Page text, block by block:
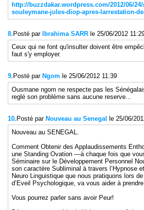
http://buzzdakar.wordpress.com/2012/06/
souleymane-jules-diop-apres-larrestation-
8.Posté par Ibrahima SARR le 25/06/2012
Ceux qui ne font qu'insulter doivent être
faut s'y employer.
9. Posté par Ngom le 25/06/2012 11:39
Ousmane ngom ne respecte pas les
reglé son probléme sans aucune reserve...
10.Posté par Nouveau au Senegal le 25/06/
Nouveau au SENEGAL.
Comment Obtenir des Applaudissements
une Standing Ovation —à chaque fois que
Séminaire sur le Développement Personnel
son caractère Subliminal à travers l’Hypnose
Neuro Linguistique que nous pratiquons lors
d’Eveil Psychologique, va vous aider à
Vous pourrez parler sans avoir Peur!